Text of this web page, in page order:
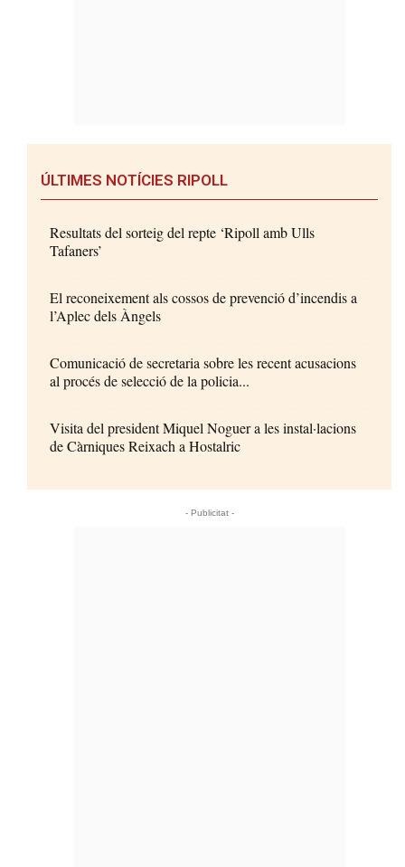
ÚLTIMES NOTÍCIES RIPOLL
Resultats del sorteig del repte ‘Ripoll amb Ulls
Tafaners’
El reconeixement als cossos de prevenció d’incendis a
l’Aplec dels Àngels
Comunicació de secretaria sobre les recent acusacions
al procés de selecció de la policia...
Visita del president Miquel Noguer a les instal·lacions
de Càrniques Reixach a Hostalric
- Publicitat -